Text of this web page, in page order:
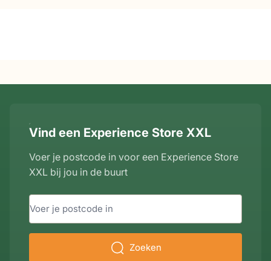
Vind een Experience Store XXL
Voer je postcode in voor een Experience Store
XXL bij jou in de buurt
Zoeken